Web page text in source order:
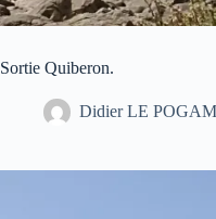
Sortie Quiberon.
Didier LE POGAM